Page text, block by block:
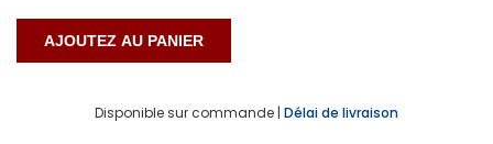
Disponible sur commande | Délai de livraison